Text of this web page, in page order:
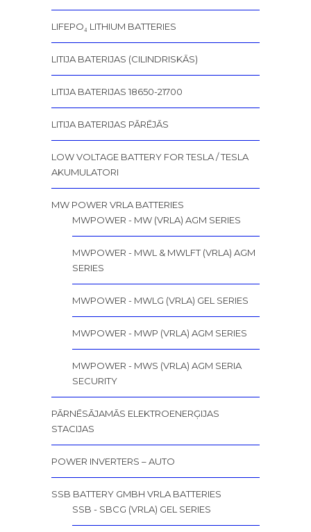
LIFEPO₄ LITHIUM BATTERIES
LITIJA BATERIJAS (CILINDRISKĀS)
LITIJA BATERIJAS 18650-21700
LITIJA BATERIJAS PĀRĒJĀS
LOW VOLTAGE BATTERY FOR TESLA / TESLA
AKUMULATORI
MW POWER VRLA BATTERIES
MWPOWER - MW (VRLA) AGM SERIES
MWPOWER - MWL & MWLFT (VRLA) AGM
SERIES
MWPOWER - MWLG (VRLA) GEL SERIES
MWPOWER - MWP (VRLA) AGM SERIES
MWPOWER - MWS (VRLA) AGM SERIA
SECURITY
PĀRNĒSĀJAMĀS ELEKTROENERĢIJAS
STACIJAS
POWER INVERTERS – AUTO
SSB BATTERY GMBH VRLA BATTERIES
SSB - SBCG (VRLA) GEL SERIES